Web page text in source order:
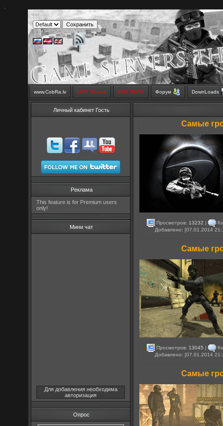
www.CobRa.lv LIVE Stream SMS SHOP Форум DownLoads
Личный кабинет Гость
Реклама
This feature is for Premium users
only!
Мини чат
Для добавления необходима
авторизация
Опрос
Самые
Просмотров: 13232 |
Добавлено: [07.01.2014
Самые
Просмотров: 13045 |
Добавлено: [07.01.2014
Самые